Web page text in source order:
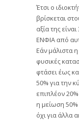
Έτσι ο
βρίσκεται
αξία της
ΕΝΦΙΑ από
Εάν μάλιστα η
φυσικές
φτάσει έως
50% για την
επιπλέον
η μείωση 50%
όχι για άλλα